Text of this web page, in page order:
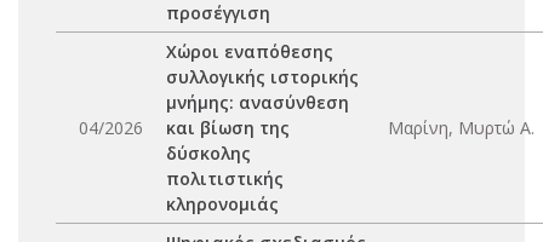
προσέγγιση
04/2026
Χώροι εναπόθεσης
συλλογικής ιστορικής
μνήμης: ανασύνθεση
και βίωση της
δύσκολης
πολιτιστικής
κληρονομιάς
Μαρίνη, Μυρτώ Α.